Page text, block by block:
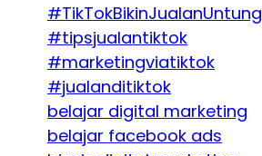
#TikTokBikinJualanUntung
#tipsjualantiktok
#marketingviatiktok
#jualanditiktok
belajar digital marketing
belajar facebook ads